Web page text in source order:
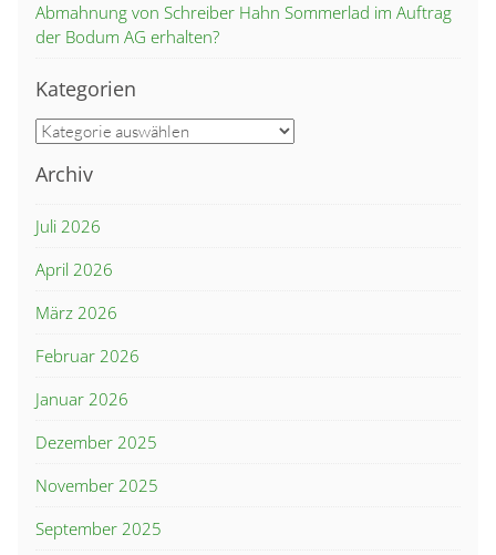
Abmahnung von Schreiber Hahn Sommerlad im Auftrag
der Bodum AG erhalten?
Kategorien
Kategorien
Archiv
Juli 2026
April 2026
März 2026
Februar 2026
Januar 2026
Dezember 2025
November 2025
September 2025